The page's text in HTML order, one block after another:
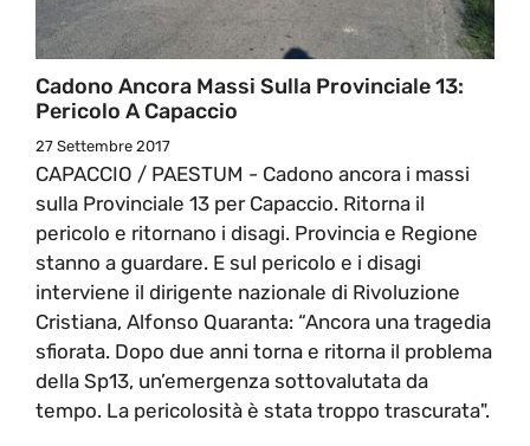
Cadono Ancora Massi Sulla Provinciale 13:
Pericolo A Capaccio
27 Settembre 2017
CAPACCIO / PAESTUM - Cadono ancora i massi
sulla Provinciale 13 per Capaccio. Ritorna il
pericolo e ritornano i disagi. Provincia e Regione
stanno a guardare. E sul pericolo e i disagi
interviene il dirigente nazionale di Rivoluzione
Cristiana, Alfonso Quaranta: “Ancora una tragedia
sfiorata. Dopo due anni torna e ritorna il problema
della Sp13, un’emergenza sottovalutata da
tempo. La pericolosità è stata troppo trascurata".